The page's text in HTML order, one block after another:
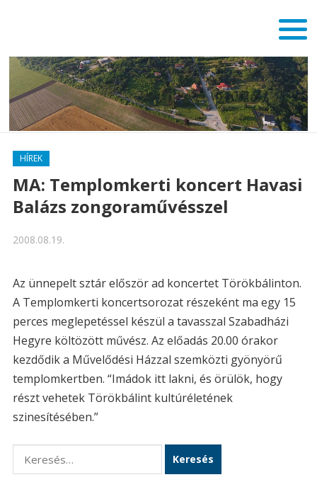
HÍREK
MA: Templomkerti koncert Havasi
Balázs zongoraművésszel
2008.08.19.
Az ünnepelt sztár először ad koncertet Törökbálinton.
A Templomkerti koncertsorozat részeként ma egy 15
perces meglepetéssel készül a tavasszal Szabadházi
Hegyre költözött művész. Az előadás 20.00 órakor
kezdődik a Művelődési Házzal szemközti gyönyörű
templomkertben. “Imádok itt lakni, és örülök, hogy
részt vehetek Törökbálint kultúréletének
szinesítésében.”
e